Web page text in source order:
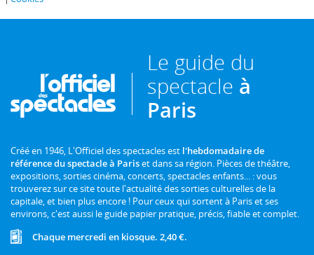
Le guide du
spectacle à
Paris
Créé en 1946, L'Officiel des spectacles est l'hebdomadaire de
référence du spectacle à Pariset dans sa région. Pièces de théâtre,
expositions, sorties cinéma, concerts, spectacles enfants... : vous
trouverez sur ce site toute l'actualité des sorties culturelles de la
capitale, et bien plus encore ! Pour ceux qui sortent à Paris et ses
environs, c'est aussi le guide papier pratique, précis, fiable et complet.
Chaque mercredi en kiosque. 2,40 €.